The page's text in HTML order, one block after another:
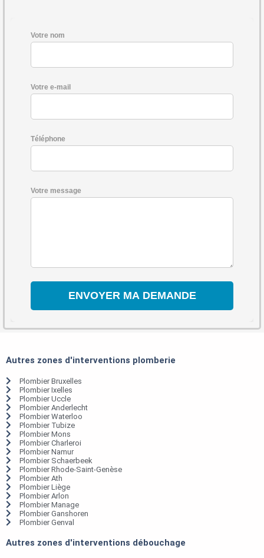
Votre nom
Votre e-mail
Téléphone
Votre message
Autres zones d'interventions plomberie
Plombier Bruxelles
Plombier Ixelles
Plombier Uccle
Plombier Anderlecht
Plombier Waterloo
Plombier Tubize
Plombier Mons
Plombier Charleroi
Plombier Namur
Plombier Schaerbeek
Plombier Rhode-Saint-Genèse
Plombier Ath
Plombier Liège
Plombier Arlon
Plombier Manage
Plombier Ganshoren
Plombier Genval
Autres zones d'interventions débouchage